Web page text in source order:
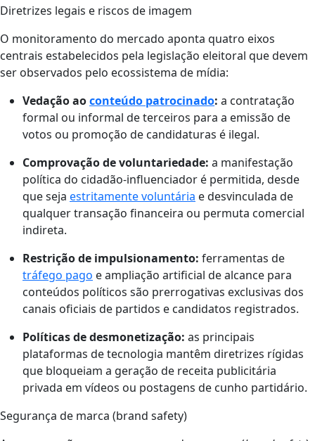
Diretrizes legais e riscos de imagem
O monitoramento do mercado aponta quatro eixos
centrais estabelecidos pela legislação eleitoral que devem
ser observados pelo ecossistema de mídia:
Vedação aoconteúdo patrocinado: a contratação
formal ou informal de terceiros para a emissão de
votos ou promoção de candidaturas é ilegal.
Comprovação de voluntariedade: a manifestação
política do cidadão-influenciador é permitida, desde
que seja estritamente voluntária e desvinculada de
qualquer transação financeira ou permuta comercial
indireta.
Restrição de impulsionamento: ferramentas de
tráfego pago e ampliação artificial de alcance para
conteúdos políticos são prerrogativas exclusivas dos
canais oficiais de partidos e candidatos registrados.
Políticas de desmonetização: as principais
plataformas de tecnologia mantêm diretrizes rígidas
que bloqueiam a geração de receita publicitária
privada em vídeos ou postagens de cunho partidário.
Segurança de marca (brand safety)